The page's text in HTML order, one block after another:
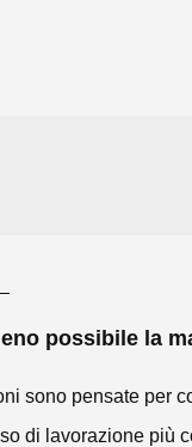
possibile la
sono pensate per
di lavorazione più